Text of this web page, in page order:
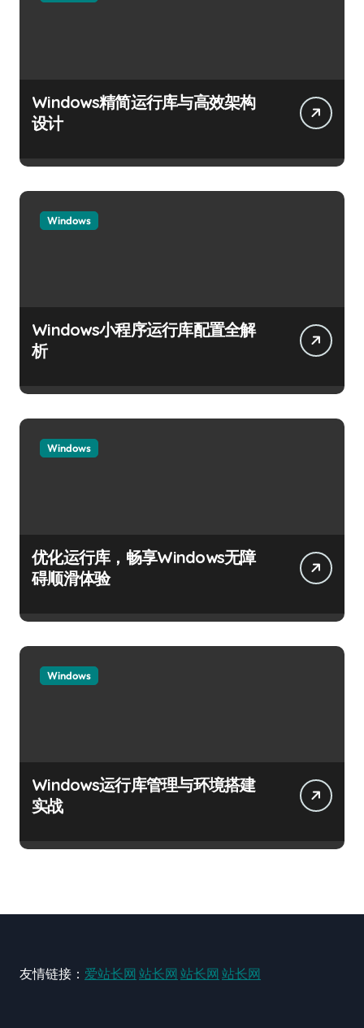
Windows精简运行库与高效架构
设计
Windows
Windows小程序运行库配置全解
析
Windows
优化运行库，畅享Windows无障
碍顺滑体验
Windows
Windows运行库管理与环境搭建
实战
友情链接： 爱站长网 站长网 站长网 站长网